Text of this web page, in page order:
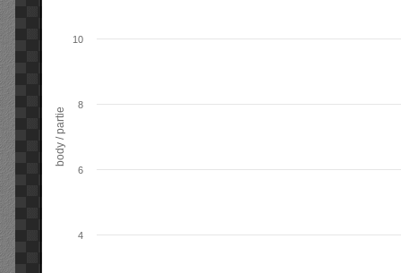
body / partie
4
6
8
10